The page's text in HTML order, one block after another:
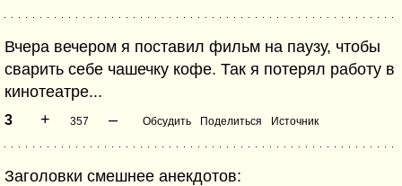
Вчера вечером я поставил фильм на паузу, чтобы
сварить себе чашечку кофе. Так я потерял работу в
кинотеатре...
3 + 357 – Обсудить Поделиться Источник
Заголовки смешнее анекдотов: